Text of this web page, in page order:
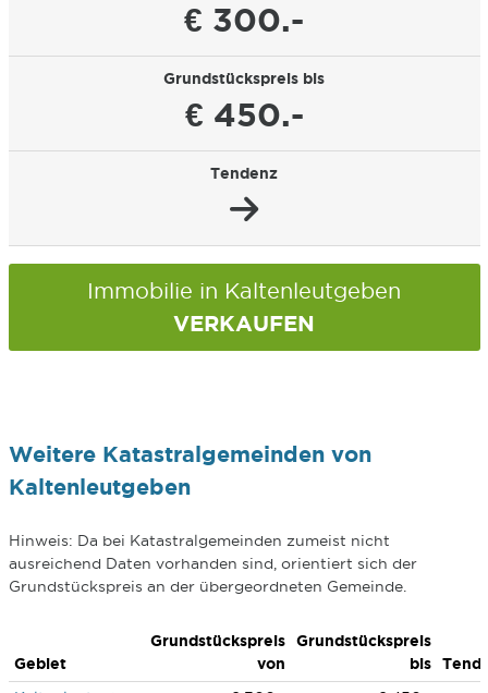
€ 300.-
Grundstückspreis bis
€ 450.-
Tendenz
Immobilie in Kaltenleutgeben
VERKAUFEN
Weitere Katastralgemeinden von
Kaltenleutgeben
Hinweis: Da bei Katastralgemeinden zumeist nicht
ausreichend Daten vorhanden sind, orientiert sich der
Grundstückspreis an der übergeordneten Gemeinde.
Gebiet
Grundstückspreis
von
Grundstückspreis
bis